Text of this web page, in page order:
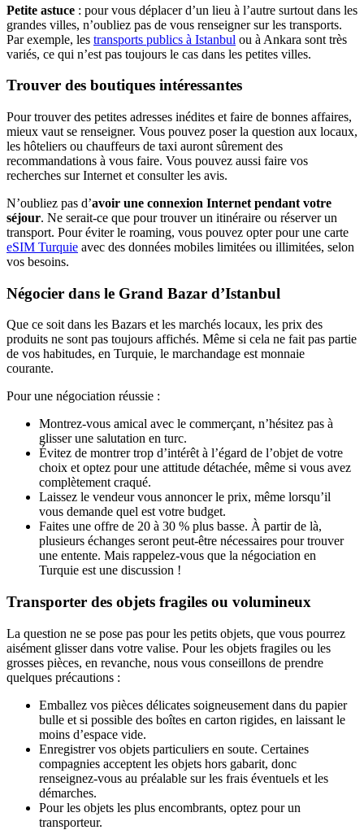
Petite astuce : pour vous déplacer d’un lieu à l’autre surtout dans les
grandes villes, n’oubliez pas de vous renseigner sur les transports.
Par exemple, les transports publics à Istanbul ou à Ankara sont très
variés, ce qui n’est pas toujours le cas dans les petites villes.
Trouver des boutiques intéressantes
Pour trouver des petites adresses inédites et faire de bonnes affaires,
mieux vaut se renseigner. Vous pouvez poser la question aux locaux,
les hôteliers ou chauffeurs de taxi auront sûrement des
recommandations à vous faire. Vous pouvez aussi faire vos
recherches sur Internet et consulter les avis.
N’oubliez pas d’avoir une connexion Internet pendant votre
séjour. Ne serait-ce que pour trouver un itinéraire ou réserver un
transport. Pour éviter le roaming, vous pouvez opter pour une carte
eSIM Turquie avec des données mobiles limitées ou illimitées, selon
vos besoins.
Négocier dans le Grand Bazar d’Istanbul
Que ce soit dans les Bazars et les marchés locaux, les prix des
produits ne sont pas toujours affichés. Même si cela ne fait pas partie
de vos habitudes, en Turquie, le marchandage est monnaie
courante.
Pour une négociation réussie :
Montrez-vous amical avec le commerçant, n’hésitez pas à
glisser une salutation en turc.
Évitez de montrer trop d’intérêt à l’égard de l’objet de votre
choix et optez pour une attitude détachée, même si vous avez
complètement craqué.
Laissez le vendeur vous annoncer le prix, même lorsqu’il
vous demande quel est votre budget.
Faites une offre de 20 à 30 % plus basse. À partir de là,
plusieurs échanges seront peut-être nécessaires pour trouver
une entente. Mais rappelez-vous que la négociation en
Turquie est une discussion !
Transporter des objets fragiles ou volumineux
La question ne se pose pas pour les petits objets, que vous pourrez
aisément glisser dans votre valise. Pour les objets fragiles ou les
grosses pièces, en revanche, nous vous conseillons de prendre
quelques précautions :
Emballez vos pièces délicates soigneusement dans du papier
bulle et si possible des boîtes en carton rigides, en laissant le
moins d’espace vide.
Enregistrer vos objets particuliers en soute. Certaines
compagnies acceptent les objets hors gabarit, donc
renseignez-vous au préalable sur les frais éventuels et les
démarches.
Pour les objets les plus encombrants, optez pour un
transporteur.